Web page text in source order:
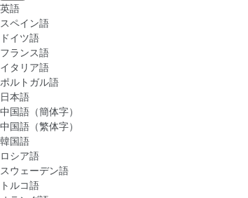
英語
スペイン語
ドイツ語
フランス語
イタリア語
ポルトガル語
日本語
中国語（簡体字）
中国語（繁体字）
韓国語
ロシア語
スウェーデン語
トルコ語